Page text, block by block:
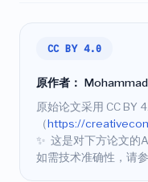
CC BY 4.0
原作者：
原始论文采用 CC BY
（https://
✨ 这是对下方论文的
如需技术准确性，请